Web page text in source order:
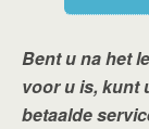
Bent u na het
voor u is, kunt
betaalde